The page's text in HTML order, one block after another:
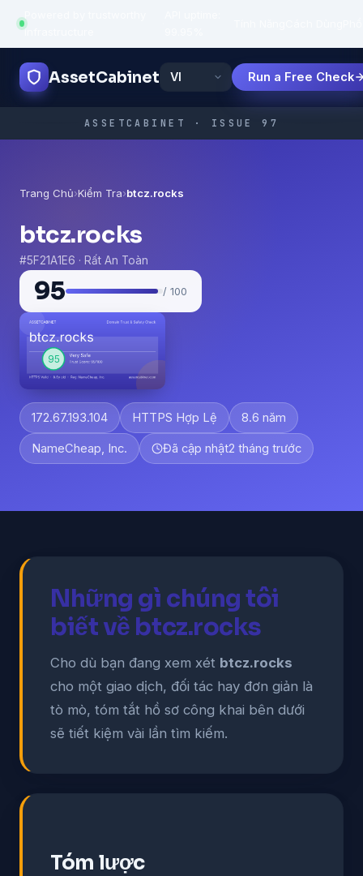
infrastructure
AssetCabinet Run a Free Check
ASSETCABINET · ISSUE 97
Trang Chủ›Kiểm Tra›btcz.rocks
btcz.rocks
#5F21A1E6 · Rất An Toàn
95 / 100
172.67.193.104 HTTPS Hợp Lệ 8.6 năm
NameCheap, Inc. Đã cập nhật2 tháng trước
Những gì chúng tôi
biết về btcz.rocks
Cho dù bạn đang xem xét btcz.rocks
cho một giao dịch, đối tác hay đơn giản là
tò mò, tóm tắt hồ sơ công khai bên dưới
sẽ tiết kiệm vài lần tìm kiếm.
Tóm lược